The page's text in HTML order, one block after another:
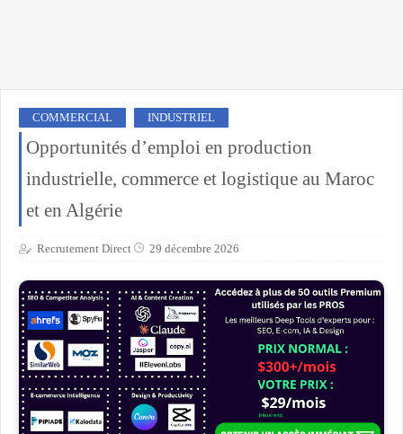
COMMERCIAL INDUSTRIEL
Opportunités d’emploi en production
industrielle, commerce et logistique au Maroc
et en Algérie
Recrutement Direct 29 décembre 2026